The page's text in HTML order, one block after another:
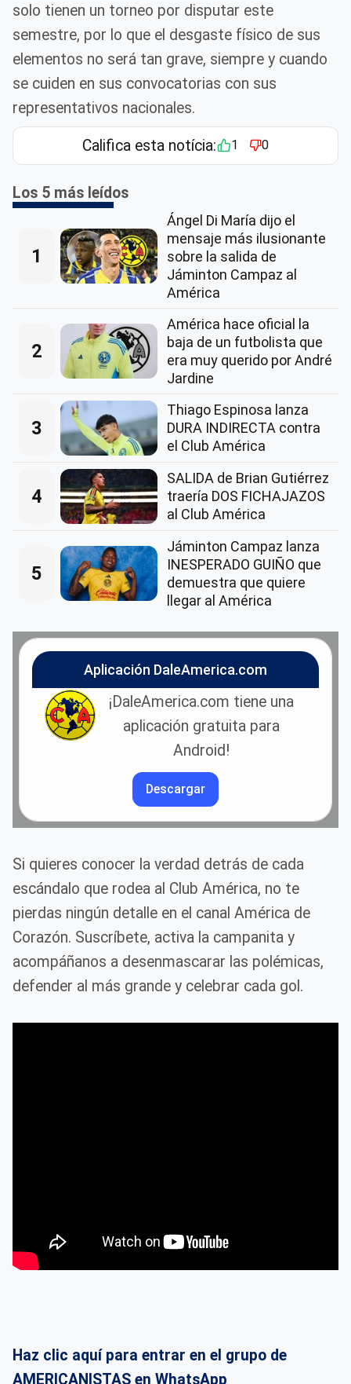
solo tienen un torneo por disputar este
semestre, por lo que el desgaste físico de sus
elementos no será tan grave, siempre y cuando
se cuiden en sus convocatorias con sus
representativos nacionales.
Califica esta notícia: 1 0
Los 5 más leídos
1
Ángel Di María dijo el
mensaje más ilusionante
sobre la salida de
Jáminton Campaz al
América
2
América hace oficial la
baja de un futbolista que
era muy querido por André
Jardine
3
Thiago Espinosa lanza
DURA INDIRECTA contra
el Club América
4
SALIDA de Brian Gutiérrez
traería DOS FICHAJAZOS
al Club América
5
Jáminton Campaz lanza
INESPERADO GUIÑO que
demuestra que quiere
llegar al América
Aplicación DaleAmerica.com
¡DaleAmerica.com tiene una
aplicación gratuita para
Android!
Descargar
Si quieres conocer la verdad detrás de cada
escándalo que rodea al Club América, no te
pierdas ningún detalle en el canal América de
Corazón. Suscríbete, activa la campanita y
acompáñanos a desenmascarar las polémicas,
defender al más grande y celebrar cada gol.
Haz clic aquí para entrar en el grupo de
AMERICANISTAS en WhatsApp